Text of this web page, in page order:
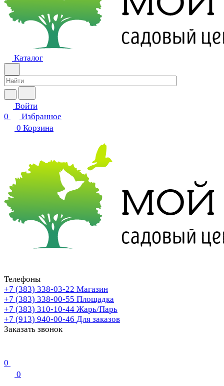
Каталог
Войти
0
Избранное
0 Корзина
Телефоны
+7 (383) 338-03-22 Магазин
+7 (383) 338-00-55 Площадка
+7 (383) 310-10-44 Жарь/Парь
+7 (913) 940-00-46 Для заказов
Заказать звонок
0
0